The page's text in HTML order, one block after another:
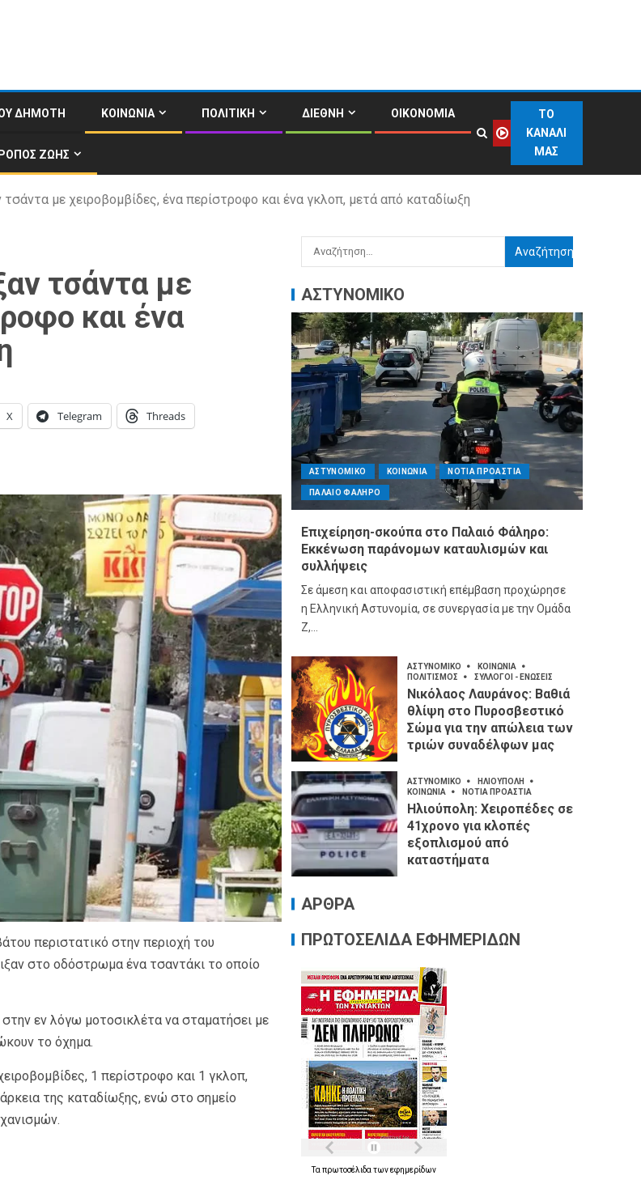
ΔΗΜΟΤΗ ΚΟΙΝΩΝΙΑ ΠΟΛΙΤΙΚΗ ΔΙΕΘΝΗ ΟΙΚΟΝΟΜΙΑ
ΖΩΗΣ
ΤΟ
ΚΑΝΑΛΙ
ΜΑΣ
με χειροβομβίδες, ένα περίστροφο και ένα γκλοπ, μετά από καταδίωξη
τσάντα με
και ένα
X Telegram Threads
περιστατικό στην περιοχή του
στο οδόστρωμα ένα τσαντάκι το οποίο
εν λόγω μοτοσικλέτα να σταματήσει με
το όχημα.
1 περίστροφο και 1 γκλοπ,
της καταδίωξης, ενώ στο σημείο
ΑΣΤΥΝΟΜΙΚΟ
ΑΣΤΥΝΟΜΙΚΟ ΚΟΙΝΩΝΙΑ ΝΟΤΙΑ ΠΡΟΑΣΤΙΑ
ΠΑΛΑΙΟ ΦΑΛΗΡΟ
Επιχείρηση-σκούπα στο Παλαιό Φάληρο:
Εκκένωση παράνομων καταυλισμών και
συλλήψεις
Σε άμεση και αποφασιστική επέμβαση προχώρησε
η Ελληνική Αστυνομία, σε συνεργασία με την Ομάδα
Ζ,...
ΑΣΤΥΝΟΜΙΚΟ
ΚΟΙΝΩΝΙΑ
ΠΟΛΙΤΙΣΜΟΣ
ΣΥΛΛΟΓΟΙ - ΕΝΩΣΕΙΣ
Νικόλαος Λαυράνος: Βαθιά
θλίψη στο Πυροσβεστικό
Σώμα για την απώλεια των
τριών συναδέλφων μας
ΑΣΤΥΝΟΜΙΚΟ
ΗΛΙΟΥΠΟΛΗ
ΚΟΙΝΩΝΙΑ
ΝΟΤΙΑ ΠΡΟΑΣΤΙΑ
Ηλιούπολη: Χειροπέδες σε
41χρονο για κλοπές
εξοπλισμού από
καταστήματα
ΑΡΘΡΑ
ΠΡΩΤΟΣΕΛΙΔΑ ΕΦΗΜΕΡΙΔΩΝ
Τα πρωτοσέλιδα τωνεφημερίδων